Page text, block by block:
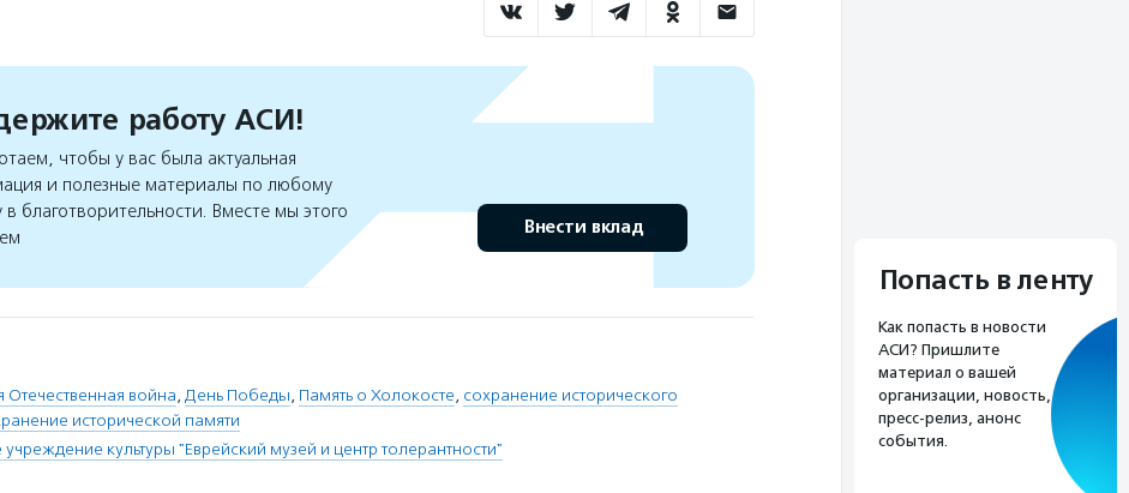
работу АСИ!
чтобы у вас была актуальная
и полезные материалы по любому
в благотворительности. Вместе мы этого
Внести вклад
Отечественная война, День Победы, Память о Холокосте, сохранение исторического
исторической памяти
учреждение культуры "Еврейский музей и центр толерантности"
Попасть в ленту
Как попасть в новости
АСИ? Пришлите
материал о вашей
организации, новость,
пресс-релиз, анонс
события.